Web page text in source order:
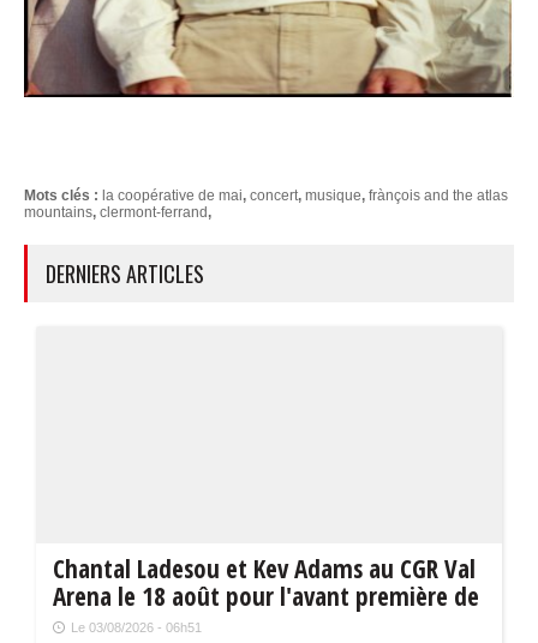
Mots clés : la coopérative de mai, concert, musique, frànçois and the atlas
mountains, clermont-ferrand,
DERNIERS ARTICLES
Chantal Ladesou et Kev Adams au CGR Val
Arena le 18 août pour l'avant première de
" La maison de nos rêves "
Le 03/08/2026 - 06h51